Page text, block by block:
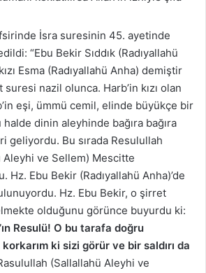
İsra suresinin 45. ayetinde
“Ebu Bekir Sıddık (Radıyallahü
Esma (Radıyallahü Anha) demiştir
suresi nazil olunca. Harb’in kızı olan
eşi, ümmü cemil, elinde büyükçe bir
dinin aleyhinde bağıra bağıra
geliyordu. Bu sırada Resulullah
Aleyhi ve Sellem) Mescitte
Hz. Ebu Bekir (Radıyallahü Anha)’de
Hz. Ebu Bekir, o şirret
olduğunu görünce buyurdu ki:
Resulü! O bu tarafa doğru
ki sizi görür ve bir saldırı da
(Sallallahü Aleyhi ve